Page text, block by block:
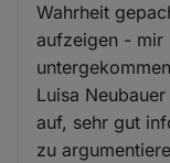
Wahrheit
aufzeigen - mir
Luisa
auf, sehr gut
zu